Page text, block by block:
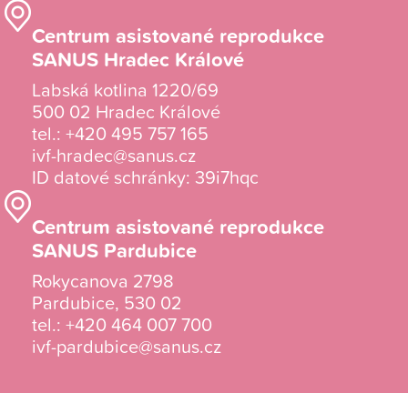
Centrum asistované reprodukce
SANUS Hradec Králové
Labská kotlina 1220/69
500 02 Hradec Králové
tel.: +420 495 757 165
ivf-hradec@sanus.cz
ID datové schránky: 39i7hqc
Centrum asistované reprodukce
SANUS Pardubice
Rokycanova 2798
Pardubice, 530 02
tel.: +420 464 007 700
ivf-pardubice@sanus.cz